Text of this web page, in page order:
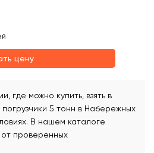
цену
где можно купить, взять в
5 тонн в Набережных
В нашем каталоге
проверенных